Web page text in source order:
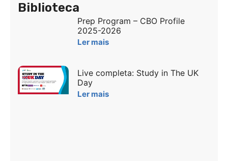
Biblioteca
Prep Program – CBO Profile
2025-2026
Ler mais
Live completa: Study in The UK
Day
Ler mais